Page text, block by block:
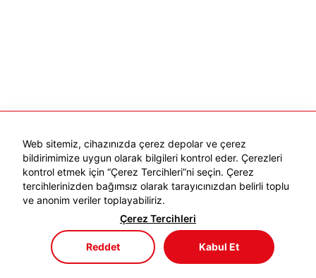
Web sitemiz, cihazınızda çerez depolar ve çerez
bildirimimize uygun olarak bilgileri kontrol eder. Çerezleri
kontrol etmek için “Çerez Tercihleri”ni seçin. Çerez
tercihlerinizden bağımsız olarak tarayıcınızdan belirli toplu
ve anonim veriler toplayabiliriz.
Çerez Tercihleri
Reddet Kabul Et